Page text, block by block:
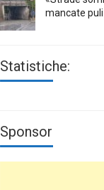
mancate
Statistiche:
Sponsor